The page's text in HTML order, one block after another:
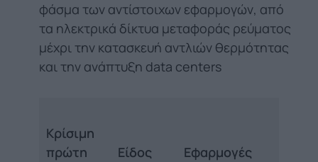
φάσμα των αντίστοιχων εφαρμογών, από
τα ηλεκτρικά δίκτυα μεταφοράς ρεύματος
μέχρι την κατασκευή αντλιών θερμότητας
και την ανάπτυξη data centers
Κρίσιμη
πρώτη
Είδος Εφαρμογές